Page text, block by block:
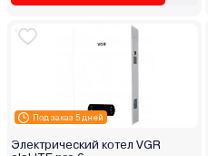
Под заказ 5 дней
Электрический котел VGR